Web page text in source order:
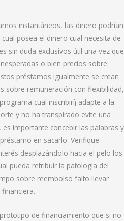
instantáneos, las dinero podrían
posea el dinero cual necesita de
sin duda exclusivos útil una vez que
o bien precios sobre
préstamos igualmente se crean
sobre remuneración con flexibilidad,
cual inscribirí¡ adapte a la
y no ha transpirado evite una
importante concebir las palabras y
en sacarlo. Verifique
desplazándolo hacia el pelo los
pueda retribuir la patologí­a del
sobre reembolso falto llevar
de financiamiento que si no